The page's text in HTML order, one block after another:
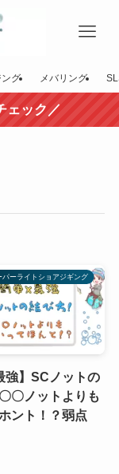
ング メバリング
ック／
パーライトショアジギング
強】SCノットの
〇ノットよりも
ント！？弱点